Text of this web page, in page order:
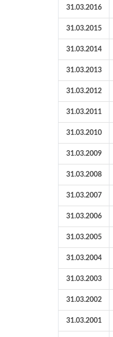
31.03.2016
31.03.2015
31.03.2014
31.03.2013
31.03.2012
31.03.2011
31.03.2010
31.03.2009
31.03.2008
31.03.2007
31.03.2006
31.03.2005
31.03.2004
31.03.2003
31.03.2002
31.03.2001